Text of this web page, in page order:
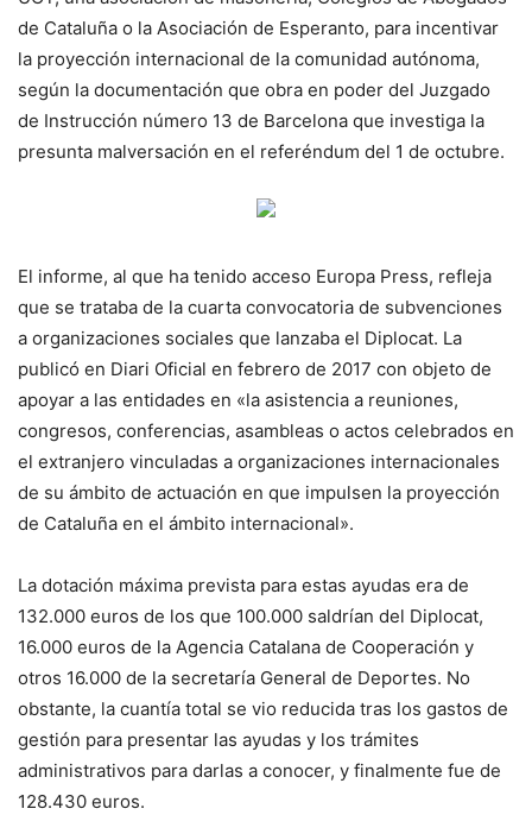
de Cataluña o la Asociación de Esperanto, para incentivar
la proyección internacional de la comunidad autónoma,
según la documentación que obra en poder del Juzgado
de Instrucción número 13 de Barcelona que investiga la
presunta malversación en el referéndum del 1 de octubre.
El informe, al que ha tenido acceso Europa Press, refleja
que se trataba de la cuarta convocatoria de subvenciones
a organizaciones sociales que lanzaba el Diplocat. La
publicó en Diari Oficial en febrero de 2017 con objeto de
apoyar a las entidades en «la asistencia a reuniones,
congresos, conferencias, asambleas o actos celebrados en
el extranjero vinculadas a organizaciones internacionales
de su ámbito de actuación en que impulsen la proyección
de Cataluña en el ámbito internacional».
La dotación máxima prevista para estas ayudas era de
132.000 euros de los que 100.000 saldrían del Diplocat,
16.000 euros de la Agencia Catalana de Cooperación y
otros 16.000 de la secretaría General de Deportes. No
obstante, la cuantía total se vio reducida tras los gastos de
gestión para presentar las ayudas y los trámites
administrativos para darlas a conocer, y finalmente fue de
128.430 euros.